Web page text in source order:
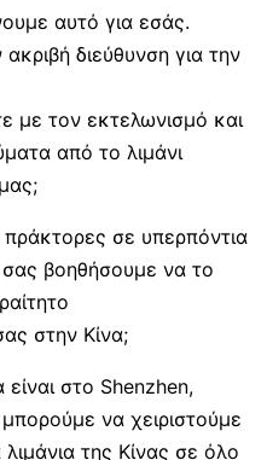
αυτό για εσάς.
διεύθυνση για την
με τον εκτελωνισμό και
από το λιμάνι
σε υπερπόντια
σας βοηθήσουμε να το
στην Κίνα;
στο Shenzhen,
να χειριστούμε
της Κίνας σε όλο